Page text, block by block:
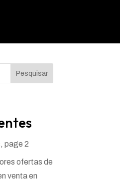
Pesquisar
page 2
ofertas de
venta en